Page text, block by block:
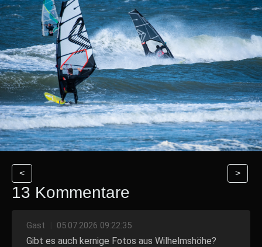
< >
13 Kommentare
Gast 05.07.2026 09:22:35
Gibt es auch kernige Fotos aus Wilhelmshöhe?